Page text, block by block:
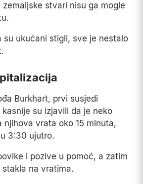
stvari nisu ga mogle
su ukućani stigli, sve je nestalo
Burkhart, prvi susjedi
su izjavili da je neko
njihova vrata oko 15 minuta,
3:30 ujutro.
i pozive u pomoć, a zatim
na vratima.